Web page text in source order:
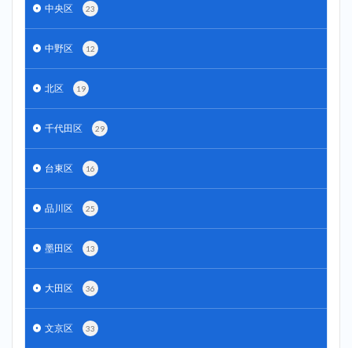
中央区 23
中野区 12
北区 19
千代田区 29
台東区 16
品川区 25
墨田区 13
大田区 36
文京区 33